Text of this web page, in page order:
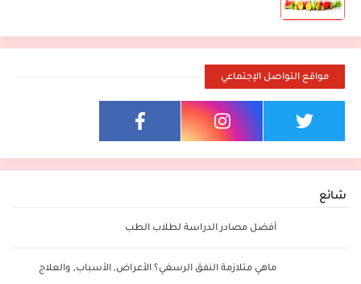
مواقع التواصل الإجتماعي
شائع
أفضل مصادر الدراسة لطلاب الطب
ماهي متلازمة النفق الرسغي؟ الأعراض, الأسباب, والعلاج